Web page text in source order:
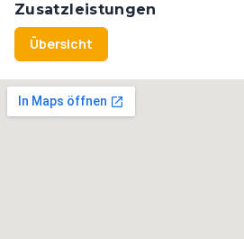
Zusatzleistungen
Übersicht